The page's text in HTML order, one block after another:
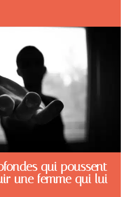
qui poussent
une femme qui lui